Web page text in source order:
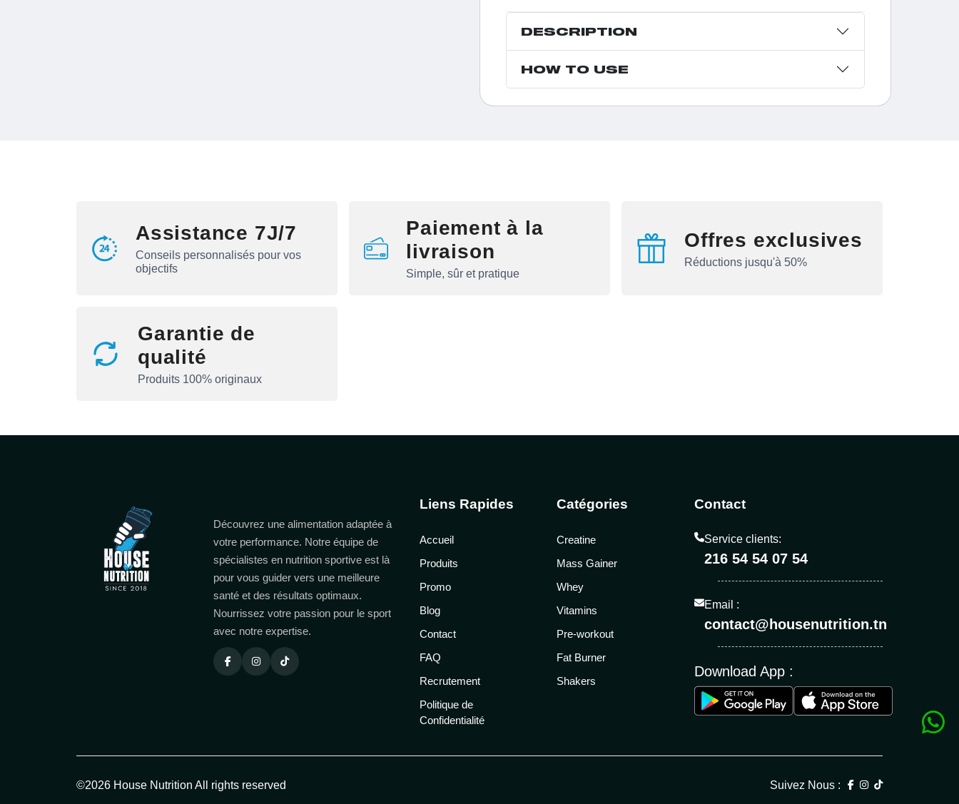
DESCRIPTION
HOW TO USE
Assistance 7J/7
Conseils personnalisés pour vos
objectifs
Paiement à la
livraison
Simple, sûr et pratique
Offres exclusives
Réductions jusqu'à 50%
Garantie de
qualité
Produits 100% originaux
Découvrez une alimentation adaptée à
votre performance. Notre équipe de
spécialistes en nutrition sportive est là
pour vous guider vers une meilleure
santé et des résultats optimaux.
Nourrissez votre passion pour le sport
avec notre expertise.
Liens Rapides
Accueil
Produits
Promo
Blog
Contact
FAQ
Recrutement
Politique de
Confidentialité
Catégories
Creatine
Mass Gainer
Whey
Vitamins
Pre-workout
Fat Burner
Shakers
Contact
Service clients:
216 54 54 07 54
Email :
contact@housenutrition.tn
Download App :
©2026 House Nutrition All rights reserved Suivez Nous :